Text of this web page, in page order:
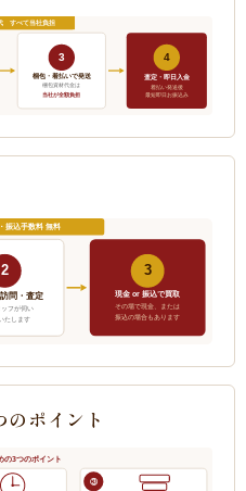
すべて当社負担
3
梱包・着払いで発送
梱包資材代金は
当社が全額負担
4
査定・即日入金
着払い発送後
最短即日お振込み
振込手数料 無料
2
問・査定
ッフが伺い
たします
3
現金 or 振込で買取
その場で現金、または
振込の場合もあります
ポイント
の3つのポイント
③